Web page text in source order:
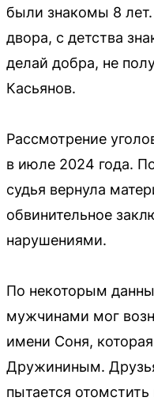
были знакомы 8
двора, с детства
делай добра, не
Касьянов.
Рассмотрение
в июле 2024 года.
судья вернула
обвинительное
нарушениями.
По некоторым
мужчинами мог
имени Соня,
Дружининым.
пытается